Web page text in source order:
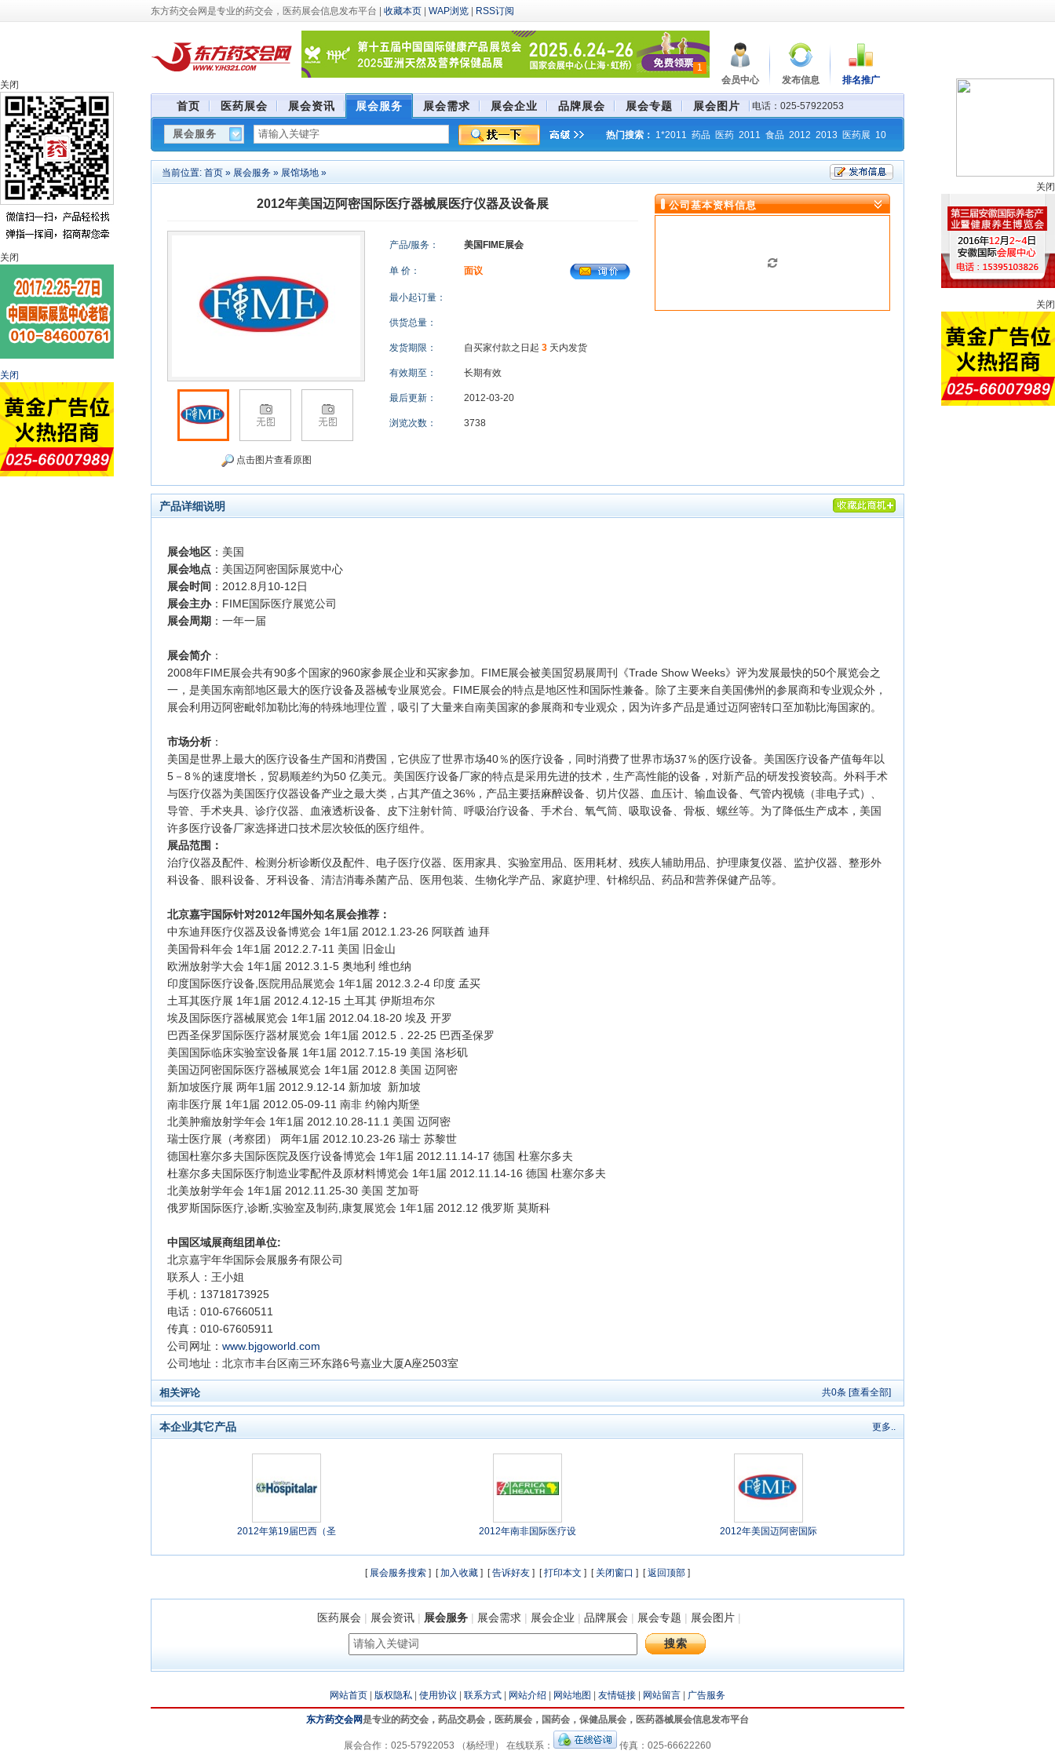
关闭
关闭
关闭
关闭
关闭
东方药交会网是专业的药交会，医药展会信息发布平台 | 收藏本页 WAP浏览 RSS订阅
1
会员中心
发布信息 排名推广
首页 医药展会 展会资讯 展会服务 展会需求 展会企业 品牌展会 展会专题 展会图片 电话：025-57922053
热门搜索： 1*2011 药品 医药 2011 食品 2012 2013 医药展 10
9 药展
当前位置: 首页 » 展会服务 » 展馆场地 »
2012年美国迈阿密国际医疗器械展医疗仪器及设备展
点击图片查看原图
产品/服务： 美国FIME展会
单 价： 面议
最小起订量：
供货总量：
发货期限： 自买家付款之日起 3 天内发货
有效期至： 长期有效
最后更新： 2012-03-20
浏览次数： 3738
公司基本资料信息
产品详细说明
展会地区 ：美国
展会地点 ：美国迈阿密国际展览中心
展会时间 ：2012.8月 10-12日
展会主办：FIME国际医疗展览公司
展会周期 ：一年一届
展会简介 ：
2008年FIME展会共有90多个国家的960家参展企业和买家参加。FIME展会被美国贸易展周刊《Trade Show Weeks》评为发展最快的50个展览会之
一，是美国东南部地区最大的医疗设备及器械专业展览会。FIME展会的特点是地区性和国际性兼备。除了主要来自美国佛州的参展商和专业观众外，
展会利用迈阿密毗邻加勒比海的特殊地理位置，吸引了大量来自南美国家的参展商和专业观众，因为许多产品是通过迈阿密转口至加勒比海国家的。
市场分析 ：
美国是世界上最大的医疗设备生产国和消费国，它供应了世界市场40％的医疗设备，同时消费了世界市场37％的医疗设备。美国医疗设备产值每年以
5－8％的速度增长，贸易顺差约为50 亿美元。美国医疗设备厂家的特点是采用先进的技术，生产高性能的设备，对新产品的研发投资较高。外科手术
与医疗仪器为美国医疗仪器设备产业之最大类，占其产值之36%，产品主要括麻醉设备、切片仪器、血压计、输血设备、气管内视镜（非电子式）、
导管、手术夹具、诊疗仪器、血液透析设备、皮下注射针筒、呼吸治疗设备、手术台、氧气筒、吸取设备、骨板、螺丝等。为了降低生产成本，美国
许多医疗设备厂家选择进口技术层次较低的医疗组件。
展品范围：
治疗仪器及配件、检测分析诊断仪及配件、电子医疗仪器、医用家具、实验室用品、医用耗材、残疾人辅助用品、护理康复仪器、监护仪器、整形外
科设备、眼科设备、牙科设备、清洁消毒杀菌产品、医用包装、生物化学产品、家庭护理、针棉织品、药品和营养保健产品等。
北京嘉宇国际针对2012年国外知名展会推荐 ：
中东迪拜医疗仪器及设备博览会 1年1届 2012.1.23-26 阿联酋 迪拜
美国骨科年会 1年1届 2012.2.7-11 美国 旧金山
欧洲放射学大会 1年1届 2012.3.1-5 奥地利 维也纳
印度国际医疗设备,医院用品展览会 1年1届 2012.3.2-4 印度 孟买
土耳其医疗展 1年1届 2012.4.12-15 土耳其 伊斯坦布尔
埃及国际医疗器械展览会 1年1届 2012.04.18-20 埃及 开罗
巴西圣保罗国际医疗器材展览会 1年1届 2012.5．22-25 巴西圣保罗
美国国际临床实验室设备展 1年1届 2012.7.15-19 美国 洛杉矶
美国迈阿密国际医疗器械展览会 1年1届 2012.8 美国 迈阿密
新加坡医疗展 两年1届 2012.9.12-14 新加坡 新加坡
南非医疗展 1年1届 2012.05-09-11 南非 约翰内斯堡
北美肿瘤放射学年会 1年1届 2012.10.28-11.1 美国 迈阿密
瑞士医疗展（考察团） 两年1届 2012.10.23-26 瑞士 苏黎世
德国杜塞尔多夫国际医院及医疗设备博览会 1年1届 2012.11.14-17 德国 杜塞尔多夫
杜塞尔多夫国际医疗制造业零配件及原材料博览会 1年1届 2012.11.14-16 德国 杜塞尔多夫
北美放射学年会 1年1届 2012.11.25-30 美国 芝加哥
俄罗斯国际医疗,诊断,实验室及制药,康复展览会 1年1届 2012.12 俄罗斯 莫斯科
中国区域展商组团单位:
北京嘉宇年华国际会展服务有限公司
联系人：王小姐
手机：13718173925
电话：010-67660511
传真：010-67605911
公司网址： www.bjgoworld.com
公司地址：北京市丰台区南三环东路6号嘉业大厦A座2503室
共0条 [查看全部]
相关评论
更多..
本企业其它产品
2012年第19届巴西（圣 2012年南非国际医疗设 2012年美国迈阿密国际
[ 展会服务搜索 ] [加入收藏 ] [告诉好友 ] [打印本文 ] [ 关闭窗口 ] [返回顶部 ]
医药展会 | 展会资讯| 展会服务| 展会需求| 展会企业 | 品牌展会 | 展会专题 | 展会图片|
网站首页 版权隐私 使用协议 联系方式 网站介绍 网站地图 友情链接 网站留言 广告服务
东方药交会网是专业的药交会，药品交易会，医药展会，国药会，保健品展会，医药器械展会信息发布平台
展会合作：025-57922053 （杨经理） 在线联系： 传真：025-66622260